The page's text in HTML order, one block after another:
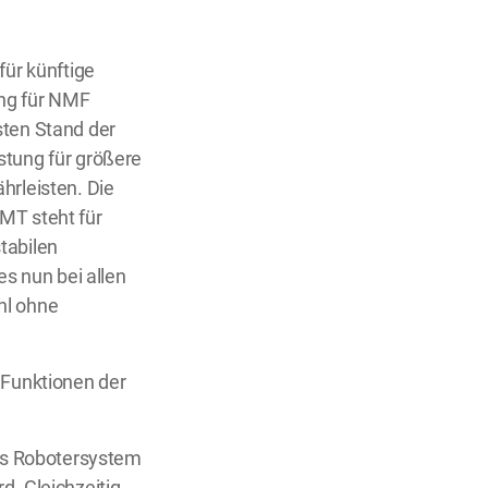
künftige
für NMF
Stand der
für größere
Die
steht für
nun bei allen
ohne
der
Robotersystem